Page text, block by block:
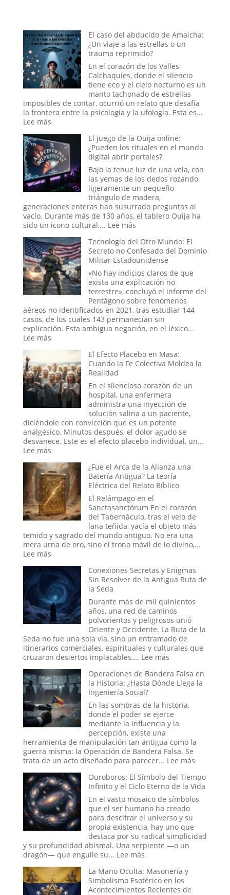
El caso del abducido de Amaicha:
¿Un viaje a las estrellas o un
trauma reprimido?
En el corazón de los Valles
Calchaquíes, donde el silencio
tiene eco y el cielo nocturno es un
manto tachonado de estrellas
imposibles de contar, ocurrió un relato que desafía
la frontera entre la psicología y la ufología. Esta es...
Lee más:
caso
del
abducido
de
Amaicha:
¿Un
viaje
a
las
estrellas
un
trauma
reprimido?
El juego de la Ouija online:
¿Pueden los rituales en el mundo
digital abrir portales?
Bajo la tenue luz de una vela, con
las yemas de los dedos rozando
ligeramente un pequeño
triángulo de madera,
generaciones enteras han susurrado preguntas al
vacío. Durante más de 130 años, el tablero Ouija ha
sido un icono cultural,... Lee más:
juego
de
la
Ouija
online:
¿Pueden
los
rituales
en
el
abrir
portales?
Tecnología del Otro Mundo: El
Secreto no Confesado del Dominio
Militar Estadounidense
«No hay indicios claros de que
exista una explicación no
terrestre», concluyó el informe del
Pentágono sobre fenómenos
aéreos no identificados en 2021, tras estudiar 144
casos, de los cuales 143 permanecían sin
explicación. Esta ambigua negación, en el léxico...
Lee más:
Otro
Mundo:
El
Secreto
no
Confesado
del
Dominio
Militar
Estadounidense
El Efecto Placebo en Masa:
Cuando la Fe Colectiva Moldea la
Realidad
En el silencioso corazón de un
hospital, una enfermera
administra una inyección de
solución salina a un paciente,
diciéndole con convicción que es un potente
analgésico. Minutos después, el dolor agudo se
desvanece. Este es el efecto placebo individual, un...
Lee más:
Efecto
Placebo
en
Masa:
Cuando
la
Fe
Colectiva
Moldea
la
¿Fue el Arca de la Alianza una
Batería Antigua? La teoría
Eléctrica del Relato Bíblico
El Relámpago en el
Sanctasanctórum En el corazón
del Tabernáculo, tras el velo de
lana teñida, yacía el objeto más
temido y sagrado del mundo antiguo. No era una
mera urna de oro, sino el trono móvil de lo divino,...
Lee más:
el
Arca
de
la
Alianza
una
Batería
Antigua?
La
teoría
del
Relato
Bíblico
Conexiones Secretas y Enigmas
Sin Resolver de la Antigua Ruta de
la Seda
Durante más de mil quinientos
años, una red de caminos
polvorientos y peligrosos unió
Oriente y Occidente. La Ruta de la
Seda no fue una sola vía, sino un entramado de
itinerarios comerciales, espirituales y culturales que
cruzaron desiertos implacables,... Lee más:
Secretas
y
Sin
Resolver
de
la
Antigua
Ruta
de
Seda
Operaciones de Bandera Falsa en
la Historia: ¿Hasta Dónde Llega la
Ingeniería Social?
En las sombras de la historia,
donde el poder se ejerce
mediante la influencia y la
percepción, existe una
herramienta de manipulación tan antigua como la
guerra misma: la Operación de Bandera Falsa. Se
trata de un acto diseñado para parecer... Lee más:
de
Bandera
Falsa
¿Hasta
Ouroboros: El Símbolo del Tiempo
Infinito y el Ciclo Eterno de la Vida
En el vasto mosaico de símbolos
que el ser humano ha creado
para descifrar el universo y su
propia existencia, hay uno que
destaca por su radical simplicidad
y su profundidad abismal. Una serpiente —o un
dragón— que engulle su... Lee más:
El
Símbolo
del
La Mano Oculta: Masonería y
Simbolismo Esotérico en los
Acontecimientos Recientes de